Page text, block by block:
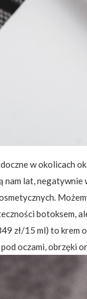
w okolicach
lat, negatywnie
botoksem,
zł/15 ml) to krem
oczami, obrzęki